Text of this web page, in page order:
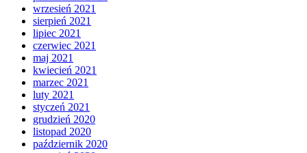
wrzesień 2021
sierpień 2021
lipiec 2021
czerwiec 2021
maj 2021
kwiecień 2021
marzec 2021
luty 2021
styczeń 2021
grudzień 2020
listopad 2020
październik 2020